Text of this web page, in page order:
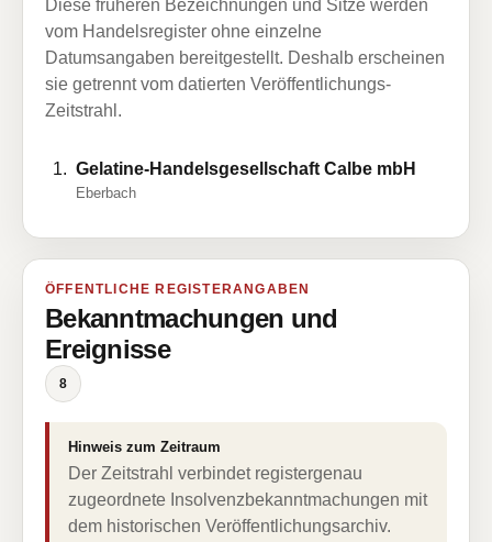
Diese früheren Bezeichnungen und Sitze werden
vom Handelsregister ohne einzelne
Datumsangaben bereitgestellt. Deshalb erscheinen
sie getrennt vom datierten Veröffentlichungs-
Zeitstrahl.
Gelatine-Handelsgesellschaft Calbe mbH
Eberbach
ÖFFENTLICHE REGISTERANGABEN
Bekanntmachungen und
Ereignisse
8
Hinweis zum Zeitraum
Der Zeitstrahl verbindet registergenau
zugeordnete Insolvenzbekanntmachungen mit
dem historischen Veröffentlichungsarchiv.